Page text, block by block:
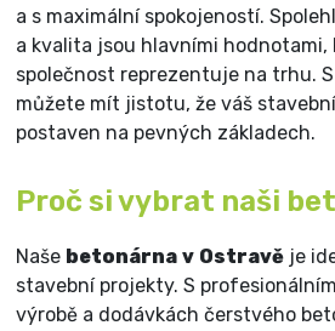
a s maximální spokojeností.
a kvalita jsou hlavními
společnost reprezentuje na trhu.
můžete mít jistotu, že váš
postaven na pevných základech.
Proč si vybrat naši
Naše betonárna v Ostravě je
stavební projekty. S
výrobě a dodávkách čerstvého